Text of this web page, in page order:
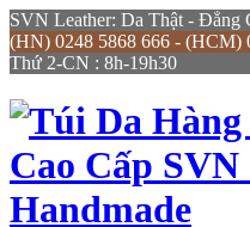
SVN Leather: Da Thật - Đẳng
(HN) 0248 5868 666 - (HCM)
Thứ 2-CN : 8h-19h30